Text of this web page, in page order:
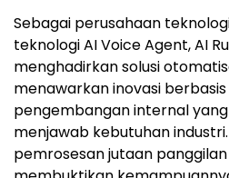
Sebagai perusahaan
teknologi AI Voice Agent, AI
menghadirkan solusi
menawarkan inovasi
pengembangan internal
menjawab kebutuhan
pemrosesan jutaan